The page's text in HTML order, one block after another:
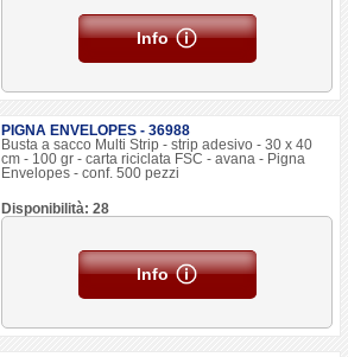
Info
PIGNA ENVELOPES - 36988
Busta a sacco Multi Strip - strip adesivo - 30 x 40
cm - 100 gr - carta riciclata FSC - avana - Pigna
Envelopes - conf. 500 pezzi
Disponibilità: 28
Info